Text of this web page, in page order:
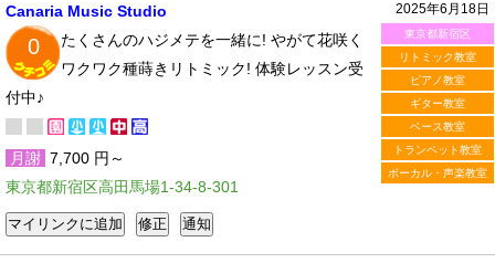
2025年6月18日
東京都新宿区
リトミック教室
ピアノ教室
ギター教室
ベース教室
トランペット教室
ボーカル・声楽教室
Canaria Music Studio
0
たくさんのハジメテを一緒に! やがて花咲く
ワクワク種蒔きリトミック! 体験レッスン受
付中♪
月謝 7,700 円～
東京都新宿区高田馬場1-34-8-301